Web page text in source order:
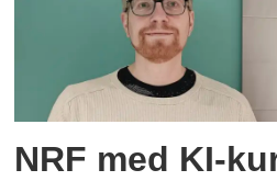
NRF med KI-